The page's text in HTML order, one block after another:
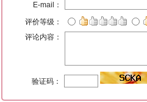
E-mail：
评价等级：
评论内容：
验证码：